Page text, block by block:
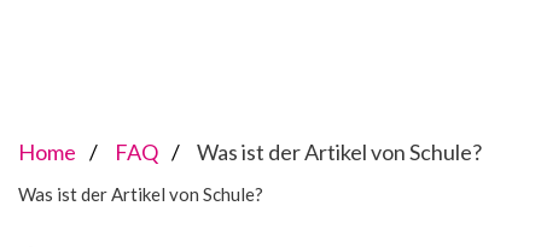
Home FAQ Was ist der Artikel von Schule?
Was ist der Artikel von Schule?